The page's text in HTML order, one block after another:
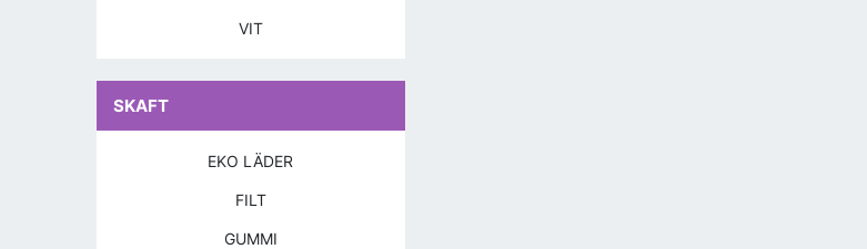
VIT
SKAFT
EKO LÄDER
FILT
GUMMI